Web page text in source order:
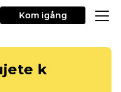
Kom igång
k